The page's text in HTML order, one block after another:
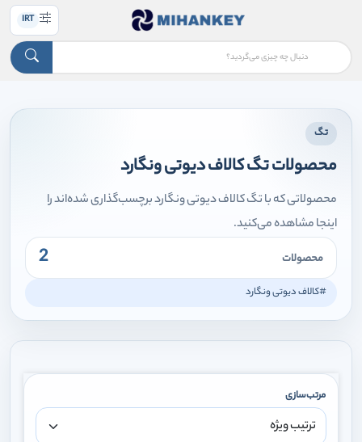
IRT
تگ
محصولات تگ کالاف دیوتی ونگارد
محصولاتی که با تگ کالاف دیوتی ونگارد برچسب‌گذاری شده‌اند را
اینجا مشاهده می‌کنید.
محصولات 2
#کالاف دیوتی ونگارد
مرتب‌سازی